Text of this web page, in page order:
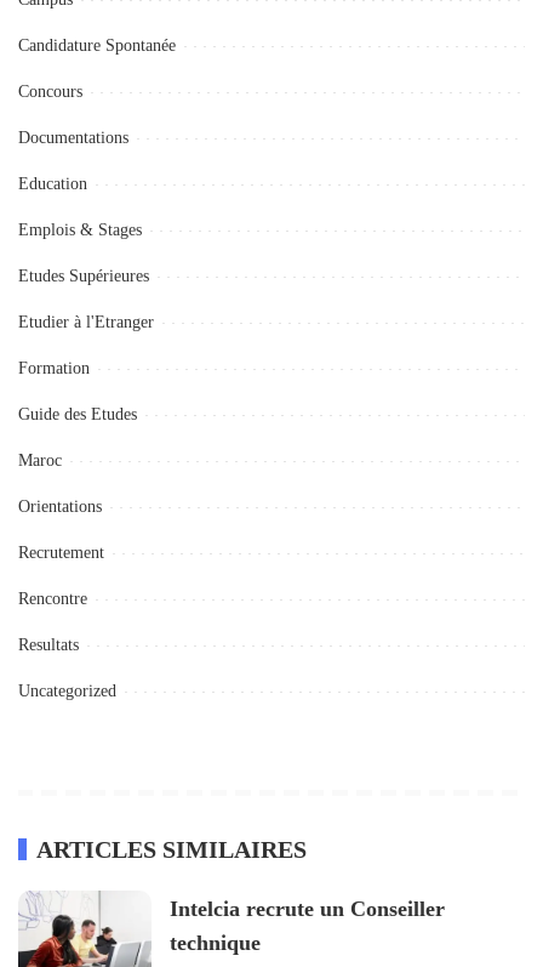
Candidature Spontanée
Concours
Documentations
Education
Emplois & Stages
Etudes Supérieures
Etudier à l'Etranger
Formation
Guide des Etudes
Maroc
Orientations
Recrutement
Rencontre
Resultats
Uncategorized
ARTICLES SIMILAIRES
Intelcia recrute un Conseiller
technique